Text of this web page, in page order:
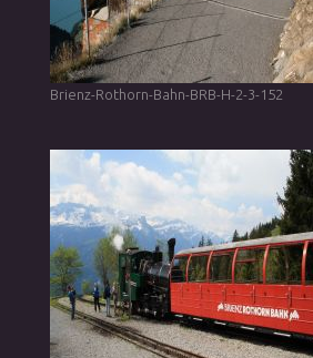
Brienz-Rothorn-Bahn-BRB-H-2-3-152